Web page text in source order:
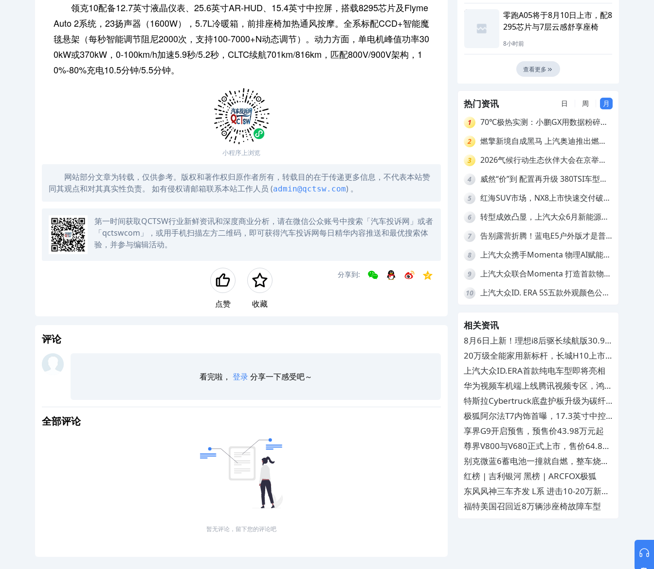
领克10配备12.7英寸液晶仪表、25.6英寸AR-HUD、15.4英寸中控屏，搭载8295芯片及Flyme
Auto 2系统，23扬声器（1600W），5.7L冷暖箱，前排座椅加热通风按摩。全系标配CCD+智能魔
毯悬架（每秒智能调节阻尼2000次，支持100-7000+N动态调节）。动力方面，单电机峰值功率30
0kW或370kW，0-100km/h加速5.9秒/5.2秒，CLTC续航701km/816km，匹配800V/900V架构，1
0%-80%充电10.5分钟/5.5分钟。
小程序上浏览
网站部分文章为转载，仅供参考。版权和著作权归原作者所有，转载目的在于传递更多信息，不代表本站赞
同其观点和对其真实性负责。 如有侵权请邮箱联系本站工作人员 (admin@qctsw.com) 。
第一时间获取QCTSW行业新鲜资讯和深度商业分析，请在微信公众账号中搜索「汽车投诉网」或者
「qctswcom」，或用手机扫描左方二维码，即可获得汽车投诉网每日精华内容推送和最优搜索体
验，并参与编辑活动。
点赞 收藏
分享到:
评论
看完啦， 登录分享一下感受吧～
全部评论
暂无评论，留下您的评论吧
零跑A05将于8月10日上市，配8
295芯片与7层云感舒享座椅
8小时前
查看更多
热门资讯 日 周 月
1
70℃极热实测：小鹏GX用数据粉碎参
2
燃擎新境自成黑马 上汽奥迪推出燃油
3
2026气候行动生态伙伴大会在京举
跑者”
4
威然“价”到 配置再升级 380TSI车型限
5
红海SUV市场，NX8上市快速交付破
6
转型成效凸显，上汽大众6月新能源销
7
告别露营折腾！蓝电E5户外版才是普
8
上汽大众携手Momenta 物理AI赋能
9
上汽大众联合Momenta 打造首款物理
10
上汽大众ID. ERA 5S五款外观颜色公
相关资讯
8月6日上新！理想i8后驱长续航版30.98
万正式上市
20万级全能家用新标杆，长城H10上市
重塑大家庭出行价值标准
上汽大众ID.ERA首款纯电车型即将亮相
华为视频车机端上线腾讯视频专区，鸿蒙
智行影视内容升级
特斯拉Cybertruck底盘护板升级为碳纤
维，更轻更耐用
极狐阿尔法T7内饰首曝，17.3英寸中控
屏+超宽PHUD
享界G9开启预售，预售价43.98万元起
尊界V800与V680正式上市，售价64.8万
元起
别克微蓝6蓄电池一撞就自燃，整车烧成
空壳厂家还想甩锅
红榜 | 吉利银河 黑榜 | ARCFOX极狐
东风风神三车齐发 L系 进击10‑20万新能
源家用市场
福特美国召回近8万辆涉座椅故障车型